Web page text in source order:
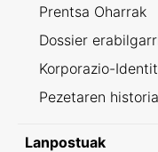
Prentsa Oharrak
Dossier
Korporazio-
Pezetaren historia
Lanpostuak